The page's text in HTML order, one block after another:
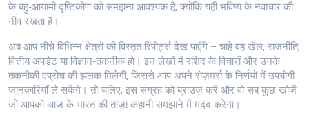
के बहु‑आयामी दृष्टिकोण को समझना आवश्यक है, क्योंकि यही भविष्य के नवाचार की
नींव रखता है।
अब आप नीचे विभिन्न क्षेत्रों की विस्तृत रिपोर्ट्स देख पाएँगे – चाहे वह खेल, राजनीति,
वित्तीय अपडेट या विज्ञान‑तकनीक हो। इन लेखों में रशिद के विचारों और उनके
तकनीकी एप्रोच की झलक मिलेगी, जिससे आप अपने रोज़मर्रा के निर्णयों में उपयोगी
जानकारियाँ ले सकेंगे। तो चलिए, इस संग्रह को ब्राउज़ करें और वो सब कुछ खोजें
जो आपको आज के भारत की ताज़ा कहानी समझाने में मदद करेगा।